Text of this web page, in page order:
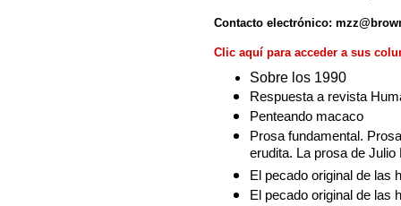
Contacto electrónico:
Clic aquí para acceder a sus
Sobre los 1990
Respuesta a revista
Penteando macaco
Prosa fundamental.
erudita. La prosa de
El pecado original de las
El pecado original de las